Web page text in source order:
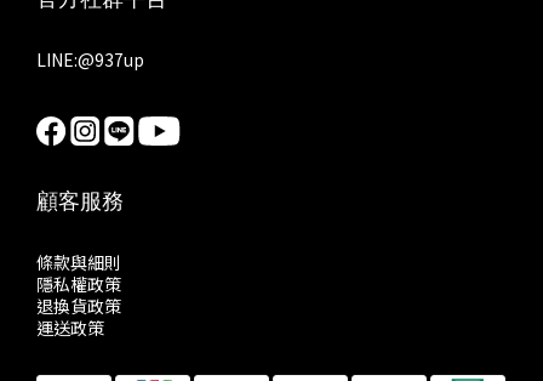
LINE:@937up
顧客服務
條款與細則
隱私權政策
退換貨政策
運送政策